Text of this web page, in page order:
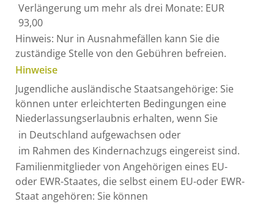
Verlängerung um mehr als drei Monate: EUR
93,00
Hinweis: Nur in Ausnahmefällen kann Sie die
zuständige Stelle von den Gebühren befreien.
Hinweise
Jugendliche ausländische Staatsangehörige: Sie
können unter erleichterten Bedingungen eine
Niederlassungserlaubnis erhalten, wenn Sie
in Deutschland aufgewachsen oder
im Rahmen des Kindernachzugs eingereist sind.
Familienmitglieder von Angehörigen eines EU-
oder EWR-Staates, die selbst einem EU-oder EWR-
Staat angehören: Sie können